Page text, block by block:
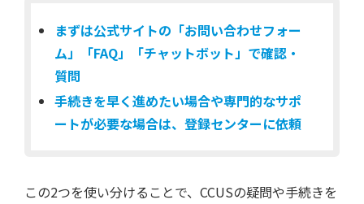
まずは公式サイトの「お問い合わせフォー
ム」「FAQ」「チャットボット」で確認・
質問
手続きを早く進めたい場合や専門的なサポ
ートが必要な場合は、登録センターに依頼
この2つを使い分けることで、CCUSの疑問や手続きを